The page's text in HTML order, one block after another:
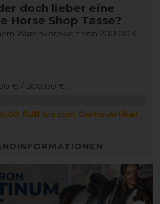
doch lieber eine
Horse Shop Tasse?
Warenkorbwert von 200,00 €
€ / 200,00 €
EUR bis zum Gratis-Artikel